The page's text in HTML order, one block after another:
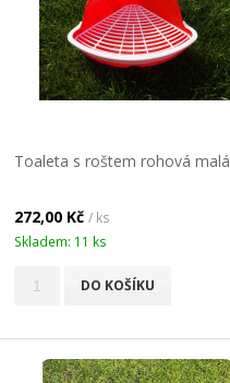
Toaleta s roštem rohová malá
272,00 Kč / ks
Skladem: 11 ks
DO KOŠÍKU